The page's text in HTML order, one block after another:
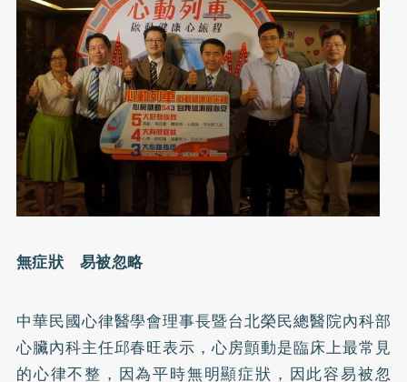
無症狀 易被忽略
中華民國心律醫學會理事長暨台北榮民總醫院內科部
心臟內科主任邱春旺表示，心房顫動是臨床上最常見
的心律不整，因為平時無明顯症狀，因此容易被忽